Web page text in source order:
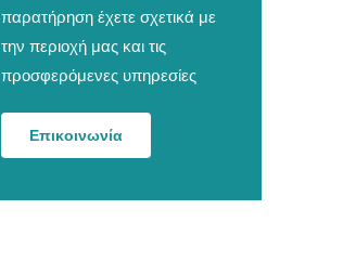
παρατήρηση έχετε σχετικά με
την περιοχή μας και τις
προσφερόμενες υπηρεσίες
Επικοινωνία